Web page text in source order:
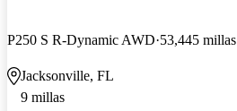
P250 S R-Dynamic AWD 53,445 millas
Jacksonville, FL
9 millas